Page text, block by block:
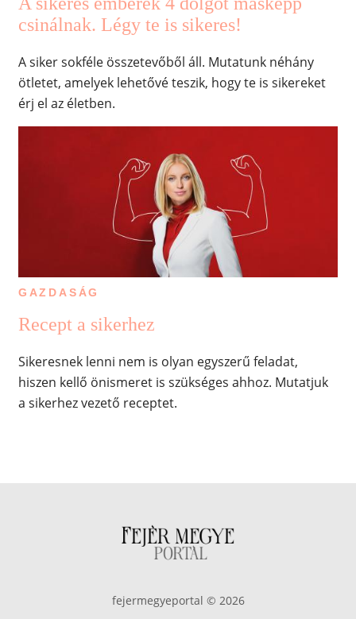
csinálnak. Légy te is sikeres!
A siker sokféle összetevőből áll. Mutatunk néhány
ötletet, amelyek lehetővé teszik, hogy te is sikereket
érj el az életben.
GAZDASÁG
Recept a sikerhez
Sikeresnek lenni nem is olyan egyszerű feladat,
hiszen kellő önismeret is szükséges ahhoz. Mutatjuk
a sikerhez vezető receptet.
fejermegyeportal © 2026